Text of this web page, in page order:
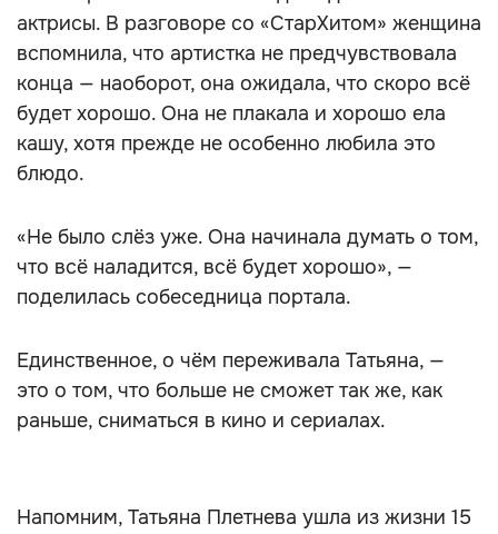
актрисы. В разговоре со «СтарХитом» женщина
вспомнила, что артистка не предчувствовала
конца — наоборот, она ожидала, что скоро всё
будет хорошо. Она не плакала и хорошо ела
кашу, хотя прежде не особенно любила это
блюдо.
«Не было слёз уже. Она начинала думать о том,
что всё наладится, всё будет хорошо», —
поделилась собеседница портала.
Единственное, о чём переживала Татьяна, —
это о том, что больше не сможет так же, как
раньше, сниматься в кино и сериалах.
Напомним, Татьяна Плетнева ушла из жизни 15